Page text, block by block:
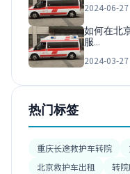
2024-06-27
如何在北
服…
2024-03-27
热门标签
重庆长途救护车转院
北京救护车出租
转